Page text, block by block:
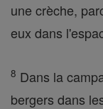
une crèche,
eux dans
8 Dans la
bergers dans